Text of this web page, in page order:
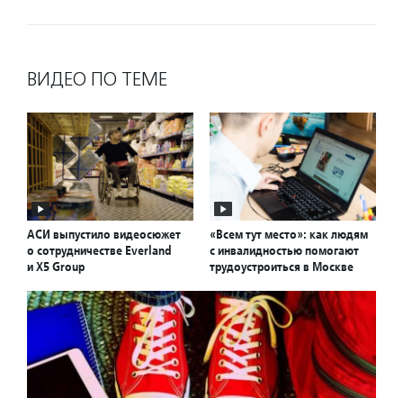
ВИДЕО ПО ТЕМЕ
АСИ выпустило видеосюжет
о сотрудничестве Everland
и X5 Group
«Всем тут место»: как людям
с инвалидностью помогают
трудоустроиться в Москве